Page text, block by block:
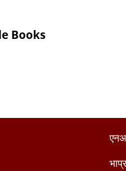
Books